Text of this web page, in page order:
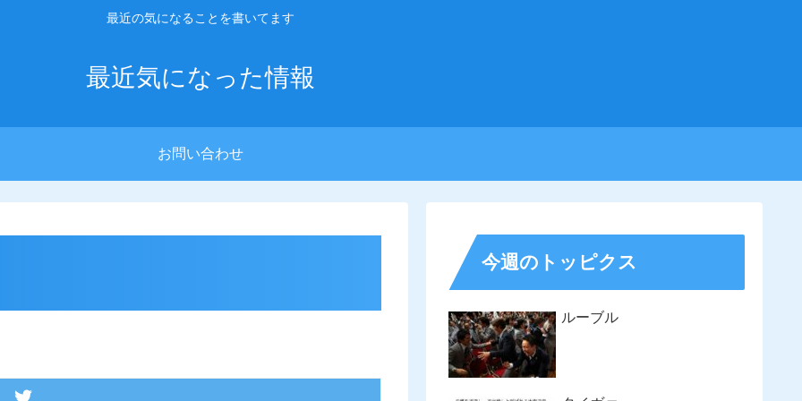
最近の気になることを書いてます
最近気になった情報
お問い合わせ
今週のトッピクス
ルーブル